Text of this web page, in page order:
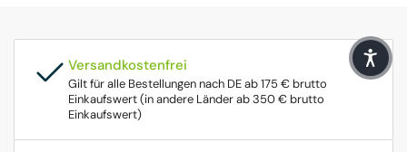
Versandkostenfrei
Gilt für alle Bestellungen nach DE ab 175 € brutto
Einkaufswert (in andere Länder ab 350 € brutto
Einkaufswert)